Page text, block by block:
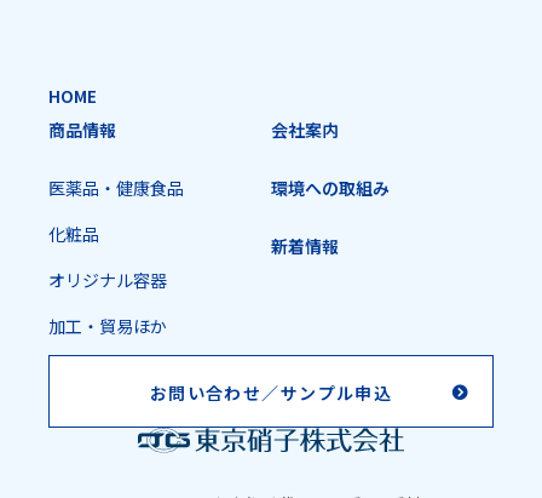
HOME
商品情報
医薬品・健康食品
化粧品
オリジナル容器
加工・貿易ほか
会社案内
環境への取組み
新着情報
お問い合わせ／サンプル申込